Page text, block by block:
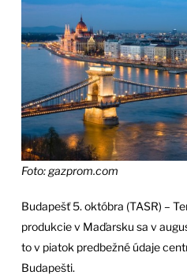
Foto: gazprom.com
Budapešť 5. októbra (TASR) –
produkcie v Maďarsku sa v
to v piatok predbežné údaje
Budapešti.